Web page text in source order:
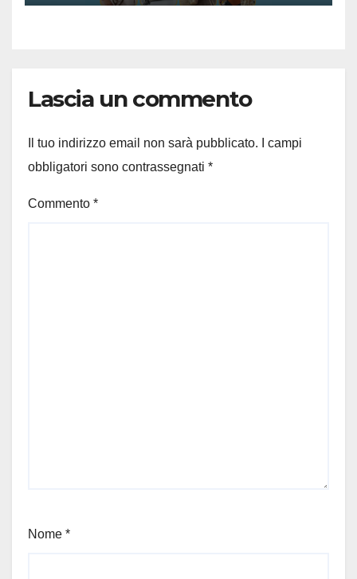
Lascia un commento
Il tuo indirizzo email non sarà pubblicato.
I campi
obbligatori sono contrassegnati *
Commento *
Nome *